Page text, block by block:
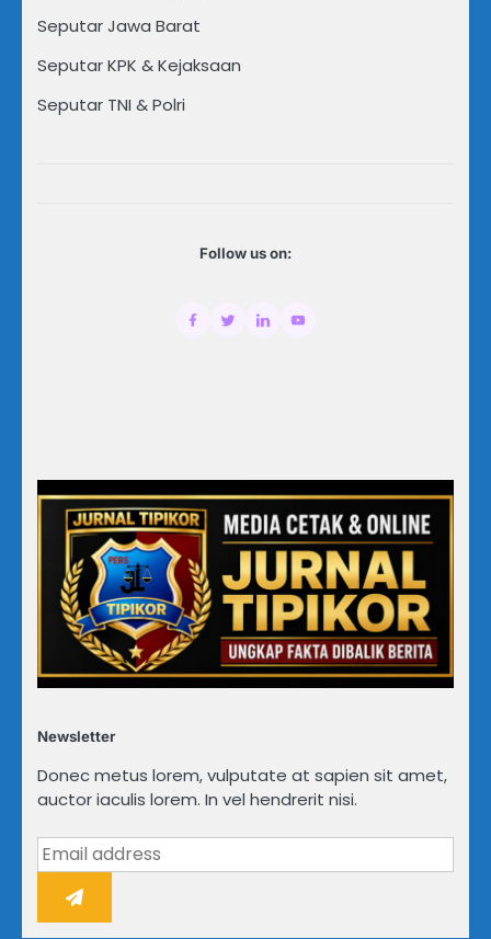
Seputar Jawa Barat
Seputar KPK & Kejaksaan
Seputar TNI & Polri
Follow us on:
Newsletter
Donec metus lorem, vulputate at sapien sit amet,
auctor iaculis lorem. In vel hendrerit nisi.